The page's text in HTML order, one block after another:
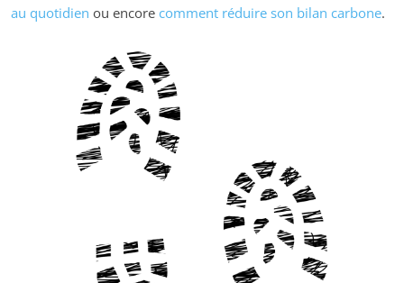
au quotidien ou encore comment réduire son bilan carbone.